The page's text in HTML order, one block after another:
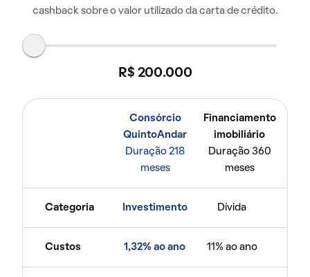
cashback sobre o valor utilizado da carta de crédito.
R$ 200.000
Consórcio
QuintoAndar
Duração 218
meses
Financiamento
imobiliário
Duração 360
meses
Categoria Investimento Dívida
Custos 1,32% ao ano 11% ao ano